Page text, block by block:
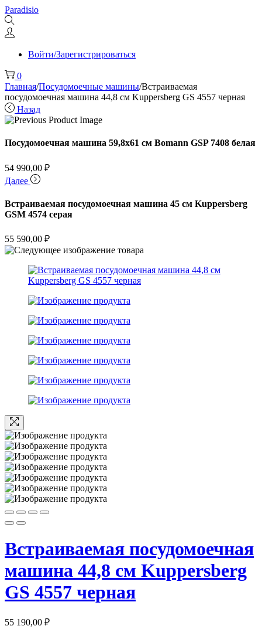
Перейти
к
навигации
Перейти
к
содержимому
Paradisio
Войти/Зарегистрироваться
0
Главная/Посудомоечные машины/Встраиваемая
посудомоечная машина 44,8 см Kuppersberg GS 4557 черная
Назад
Посудомоечная машина 59,8х61 см Bomann GSP 7408 белая
54 990,00 ₽
Далее
Встраиваемая посудомоечная машина 45 см Kuppersberg
GSM 4574 серая
55 590,00 ₽
Встраиваемая посудомоечная
машина 44,8 см Kuppersberg
GS 4557 черная
55 190,00 ₽